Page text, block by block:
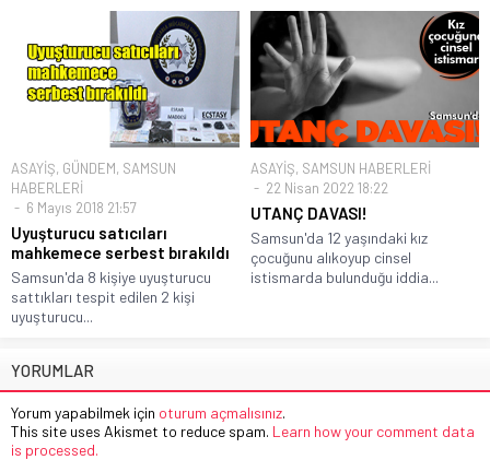
ASAYİŞ, GÜNDEM, SAMSUN
HABERLERİ
6 Mayıs 2018 21:57
Uyuşturucu satıcıları
mahkemece serbest bırakıldı
Samsun'da 8 kişiye uyuşturucu
sattıkları tespit edilen 2 kişi
uyuşturucu...
ASAYİŞ, SAMSUN HABERLERİ
22 Nisan 2022 18:22
UTANÇ DAVASI!
Samsun'da 12 yaşındaki kız
çocuğunu alıkoyup cinsel
istismarda bulunduğu iddia...
YORUMLAR
Yorum yapabilmek için oturum açmalısınız.
This site uses Akismet to reduce spam. Learn how your comment data
is processed.